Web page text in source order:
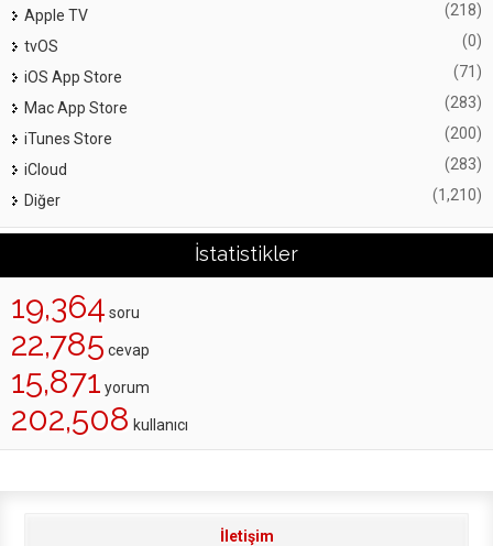
Apple TV (218)
tvOS (0)
iOS App Store (71)
Mac App Store (283)
iTunes Store (200)
iCloud (283)
Diğer (1,210)
İstatistikler
19,364 soru
22,785 cevap
15,871 yorum
202,508 kullanıcı
İletişim